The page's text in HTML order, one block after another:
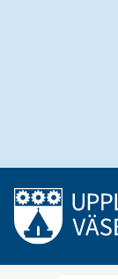
Gå till innehåll